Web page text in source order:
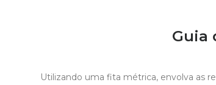
Guia
Utilizando uma fita métrica, envolva as